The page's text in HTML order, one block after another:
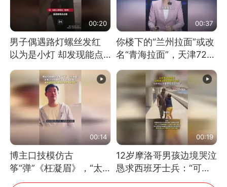
00:20
男子偶遇路灯螺丝发红
以为是小灯 却发现能点
处理
00:37
你楼下的“兰州拉面”或改
名“青海拉面”，天津72家
00:14
博主口技模仿古
筝“弹”《枉凝眉》，“太
像了～你是吃古筝长大的
00:19
12岁摩洛哥男孩边境哭泣
恳求西班牙士兵：“可不
可以不要把我遣返回国”